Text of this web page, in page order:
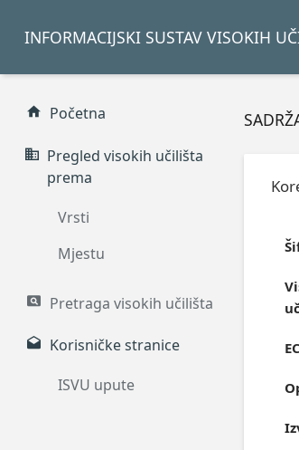
INFORMACIJSKI SUSTAV VISOKIH
Početna
Pregled visokih učilišta
prema
Vrsti
Mjestu
Pretraga visokih učilišta
Korisničke stranice
ISVU upute